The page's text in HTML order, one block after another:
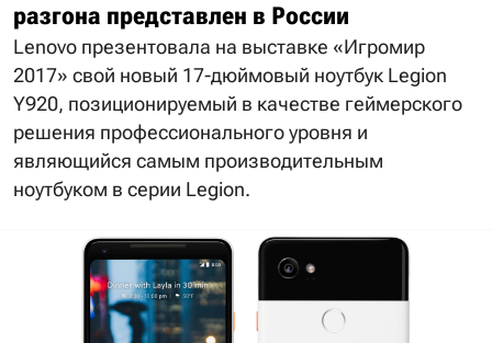
разгона представлен в России
Lenovo презентовала на выставке «Игромир
2017» свой новый 17-дюймовый ноутбук Legion
Y920, позиционируемый в качестве геймерского
решения профессионального уровня и
являющийся самым производительным
ноутбуком в серии Legion.